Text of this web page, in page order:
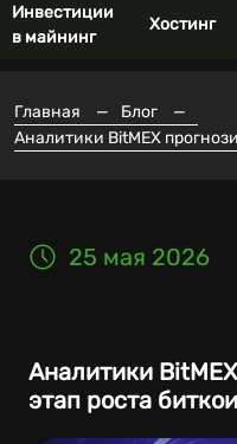
Инвестиции
в майнинг
Хостинг
Главная — Блог
—
Аналитики BitMEX
25 мая 2026
Аналитики
этап роста